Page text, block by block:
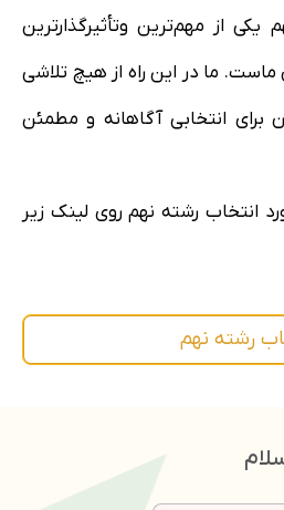
از مهم‌ترین وتأثیرگذارترین
ماست. ما در این راه از هیچ تلاشی
برای انتخابی آگاهانه و مطمئن
انتخاب رشته نهم روی لینک زیر
رشته نهم